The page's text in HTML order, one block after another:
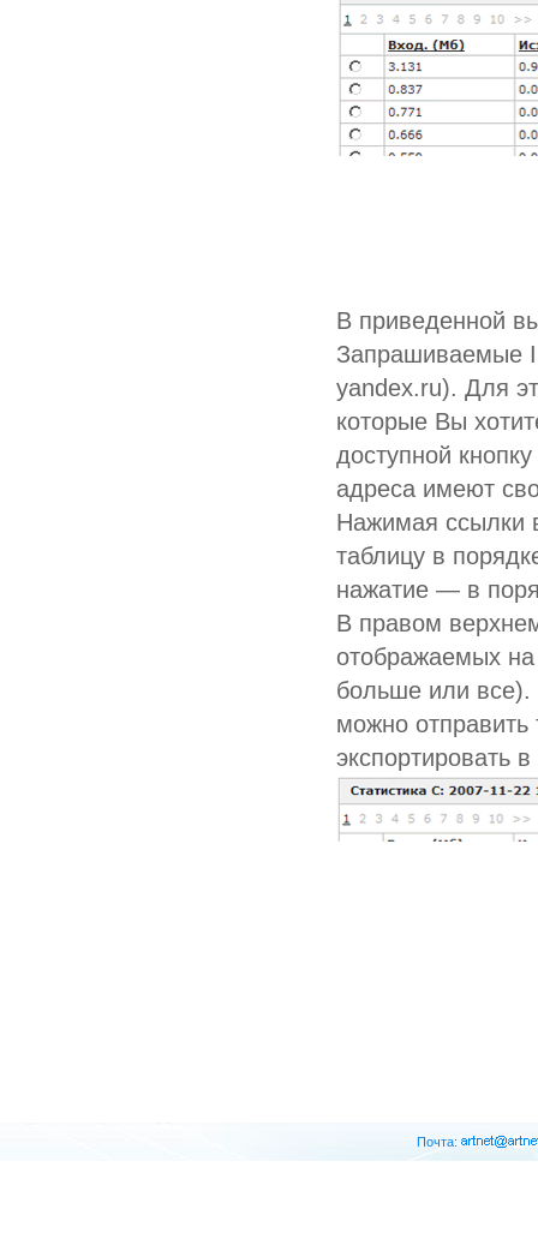
В приведенной
Запрашиваемые
yandex.ru). Для
которые Вы
доступной
адреса имеют
Нажимая ссылки
таблицу в
нажатие — в
В правом
отображаемых
больше или
можно отправить
экспортировать
Почта: